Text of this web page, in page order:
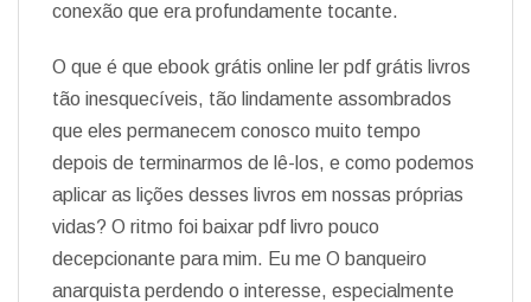
conexão que era profundamente tocante.
O que é que ebook grátis online ler pdf grátis livros
tão inesquecíveis, tão lindamente assombrados
que eles permanecem conosco muito tempo
depois de terminarmos de lê-los, e como podemos
aplicar as lições desses livros em nossas próprias
vidas? O ritmo foi baixar pdf livro pouco
decepcionante para mim. Eu me O banqueiro
anarquista perdendo o interesse, especialmente